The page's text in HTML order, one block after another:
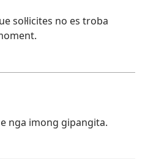
sol·licites no es troba
nga imong gipangita.